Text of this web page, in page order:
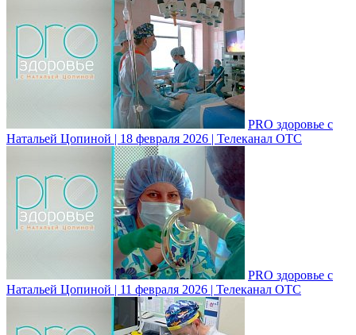
PRO здоровье с
Натальей Цопиной | 18 февраля 2026 | Телеканал ОТС
PRO здоровье с
Натальей Цопиной | 11 февраля 2026 | Телеканал ОТС